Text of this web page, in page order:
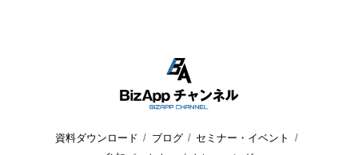
資料ダウンロード ブログ
セミナー・イベント